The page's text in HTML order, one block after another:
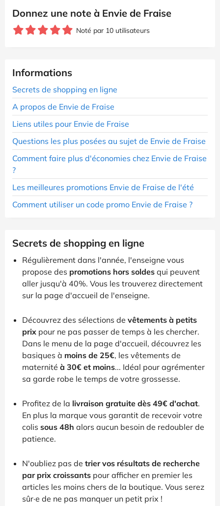
Donnez une note à Envie de Fraise
Noté par 10 utilisateurs
Informations
Secrets de shopping en ligne
A propos de Envie de Fraise
Liens utiles pour Envie de Fraise
Questions les plus posées au sujet de Envie de Fraise
Comment faire plus d'économies chez Envie de Fraise
?
Les meilleures promotions Envie de Fraise de l'été
Comment utiliser un code promo Envie de Fraise ?
Secrets de shopping en ligne
Régulièrement dans l'année, l'enseigne vous
propose des promotions hors soldes qui peuvent
aller jusqu'à 40%. Vous les trouverez directement
sur la page d'accueil de l'enseigne.
Découvrez des sélections de vêtements à petits
prix pour ne pas passer de temps à les chercher.
Dans le menu de la page d'accueil, découvrez les
basiques à moins de 25€, les vêtements de
maternité à 30€ et moins... Idéal pour agrémenter
sa garde robe le temps de votre grossesse.
Profitez de la livraison gratuite dès 49€ d'achat.
En plus la marque vous garantit de recevoir votre
colis sous 48h alors aucun besoin de redoubler de
patience.
N'oubliez pas de trier vos résultats de recherche
par prix croissants pour afficher en premier les
articles les moins chers de la boutique. Vous serez
sûr·e de ne pas manquer un petit prix !